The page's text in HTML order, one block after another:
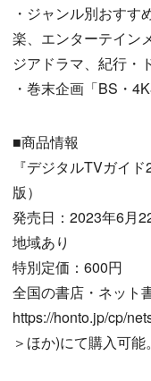
・ジャンル別おす
楽、エンターテイン
ジアドラマ、紀行・
・巻末企画「BS・
■商品情報
『デジタルTVガイ
版）
発売日：2023年6月
地域あり
特別定価：600円
全国の書店・ネット
https://honto.jp/cp/
＞ほか)にて購入可能。